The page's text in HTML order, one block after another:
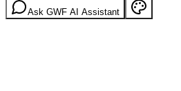
Ask GWF AI Assistant